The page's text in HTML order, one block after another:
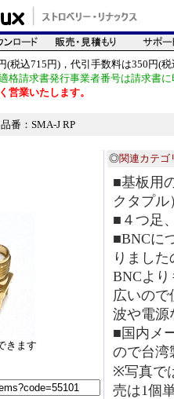
(税込715円)，代引手数料は350円(税
格請求書発行事業者番号は請求書
営業いたします。
番：SMA-J RP
きます
◎関連カテゴ
■基板用
クタプル
■４つ足
■BNCに
りまし
BNCよ
広いので
波や電源
■国内メ
ので台湾
※写真で
売は1個